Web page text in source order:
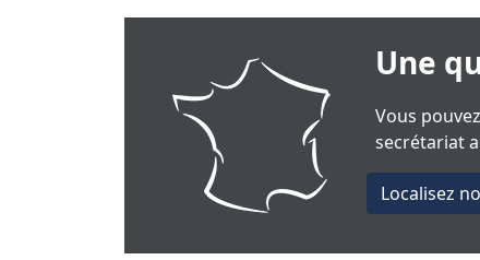
Une
Vous
secrétariat
Localisez